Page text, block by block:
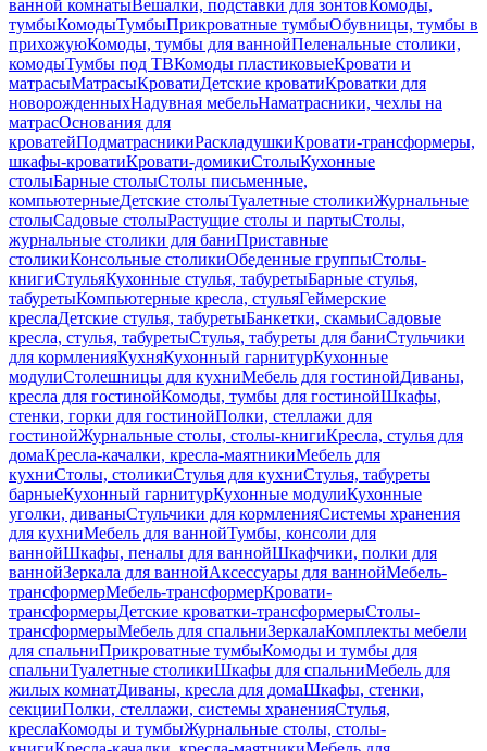
ванной комнатыВешалки, подставки для зонтовКомоды,
тумбыКомодыТумбыПрикроватные тумбыОбувницы, тумбы в
прихожуюКомоды, тумбы для ваннойПеленальные столики,
комодыТумбы под ТВКомоды пластиковыеКровати и
матрасыМатрасыКроватиДетские кроватиКроватки для
новорожденныхНадувная мебельНаматрасники, чехлы на
матрасОснования для
кроватейПодматрасникиРаскладушкиКровати-трансформеры,
шкафы-кроватиКровати-домикиСтолыКухонные
столыБарные столыСтолы письменные,
компьютерныеДетские столыТуалетные столикиЖурнальные
столыСадовые столыРастущие столы и партыСтолы,
журнальные столики для баниПриставные
столикиКонсольные столикиОбеденные группыСтолы-
книгиСтульяКухонные стулья, табуретыБарные стулья,
табуретыКомпьютерные кресла, стульяГеймерские
креслаДетские стулья, табуретыБанкетки, скамьиСадовые
кресла, стулья, табуретыСтулья, табуреты для баниСтульчики
для кормленияКухняКухонный гарнитурКухонные
модулиСтолешницы для кухниМебель для гостинойДиваны,
кресла для гостинойКомоды, тумбы для гостинойШкафы,
стенки, горки для гостинойПолки, стеллажи для
гостинойЖурнальные столы, столы-книгиКресла, стулья для
домаКресла-качалки, кресла-маятникиМебель для
кухниСтолы, столикиСтулья для кухниСтулья, табуреты
барныеКухонный гарнитурКухонные модулиКухонные
уголки, диваныСтульчики для кормленияСистемы хранения
для кухниМебель для ваннойТумбы, консоли для
ваннойШкафы, пеналы для ваннойШкафчики, полки для
ваннойЗеркала для ваннойАксессуары для ваннойМебель-
трансформерМебель-трансформерКровати-
трансформерыДетские кроватки-трансформерыСтолы-
трансформерыМебель для спальниЗеркалаКомплекты мебели
для спальниПрикроватные тумбыКомоды и тумбы для
спальниТуалетные столикиШкафы для спальниМебель для
жилых комнатДиваны, кресла для домаШкафы, стенки,
секцииПолки, стеллажи, системы храненияСтулья,
креслаКомоды и тумбыЖурнальные столы, столы-